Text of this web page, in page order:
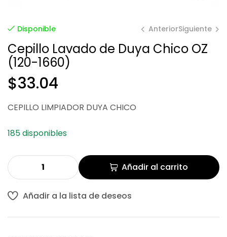
Disponible AnteriorSiguiente
Cepillo Lavado de Duya Chico OZ
(120-1660)
$33.04
CEPILLO LIMPIADOR DUYA CHICO
185 disponibles
Añadir al carrito
Añadir a la lista de deseos